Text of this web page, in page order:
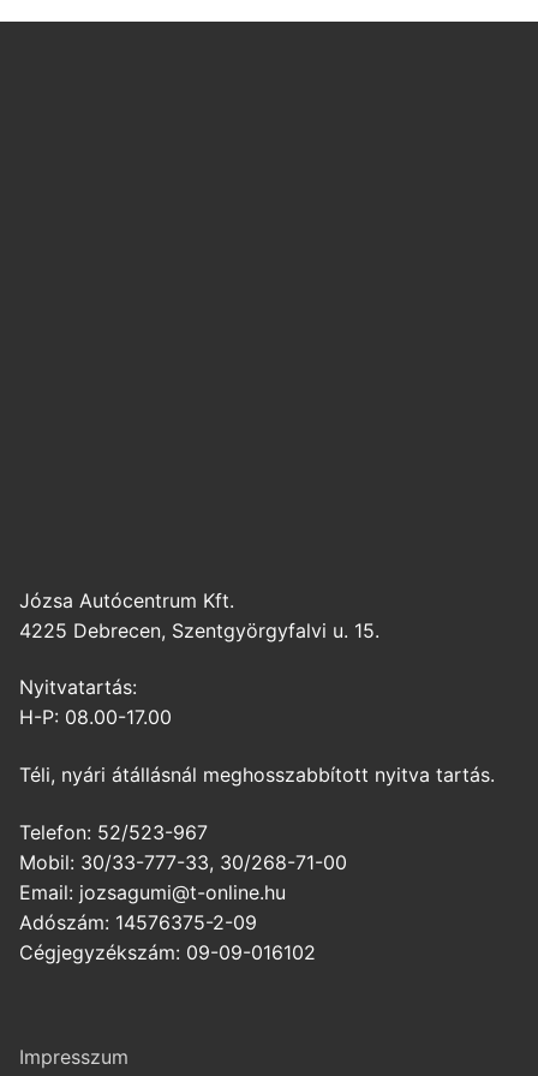
Józsa Autócentrum Kft.
4225 Debrecen, Szentgyörgyfalvi u. 15.
Nyitvatartás:
H-P: 08.00-17.00
Téli, nyári átállásnál meghosszabbított nyitva tartás.
Telefon: 52/523-967
Mobil: 30/33-777-33, 30/268-71-00
Email: jozsagumi@t-online.hu
Adószám: 14576375-2-09
Cégjegyzékszám: 09-09-016102
Impresszum